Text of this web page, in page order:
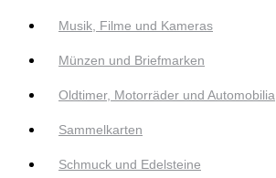
Musik, Filme und Kameras
Münzen und Briefmarken
Oldtimer, Motorräder und Automobilia
Sammelkarten
Schmuck und Edelsteine